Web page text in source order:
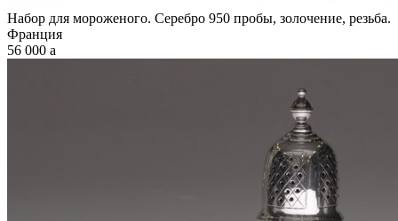
Набор для мороженого. Серебро 950 пробы, золочение, резьба.
Франция
56 000 a